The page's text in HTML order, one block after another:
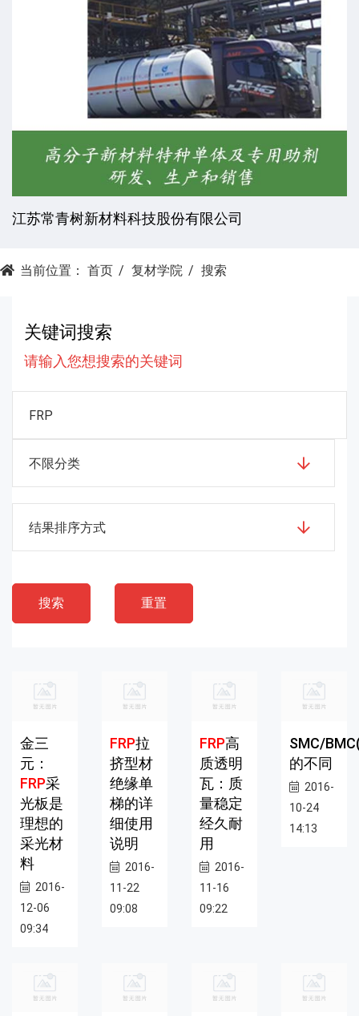
青树新材料科技股份有限公司
当前位置： 首页 复材学院 搜索
关键词搜索
请输入您想搜索的关键词
不限分类
结果排序方式
搜索 重置
金三
元：
FRP采
光板是
理想的
采光材
料
2016-
12-06
09:34
FRP拉
挤型材
绝缘单
梯的详
细使用
说明
2016-
11-22
09:08
FRP高
质透明
瓦：质
量稳定
经久耐
用
2016-
11-16
09:22
SMC/
的不同
2016-
10-24
14:13